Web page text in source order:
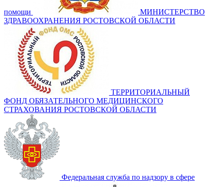
помощи
МИНИСТЕРСТВО
ЗДРАВООХРАНЕНИЯ РОСТОВСКОЙ ОБЛАСТИ
ТЕРРИТОРИАЛЬНЫЙ
ФОНД ОБЯЗАТЕЛЬНОГО МЕДИЦИНСКОГО
СТРАХОВАНИЯ РОСТОВСКОЙ ОБЛАСТИ
Федеральная служба по надзору в сфере